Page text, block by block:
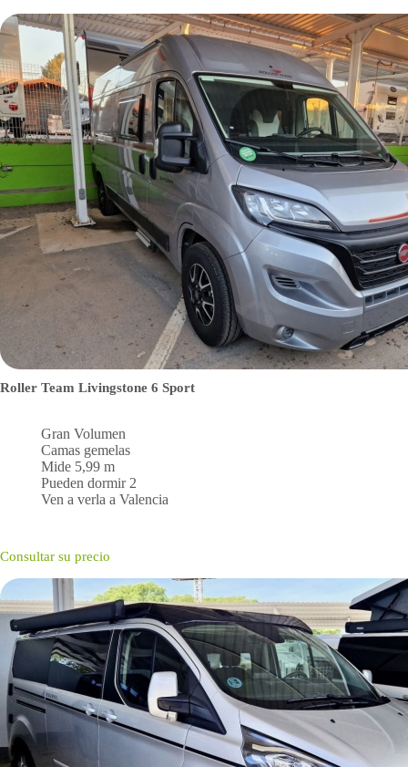
Roller Team Livingstone 6 Sport
Gran Volumen
Camas gemelas
Mide 5,99 m
Pueden dormir 2
Ven a verla a Valencia
Consultar su precio